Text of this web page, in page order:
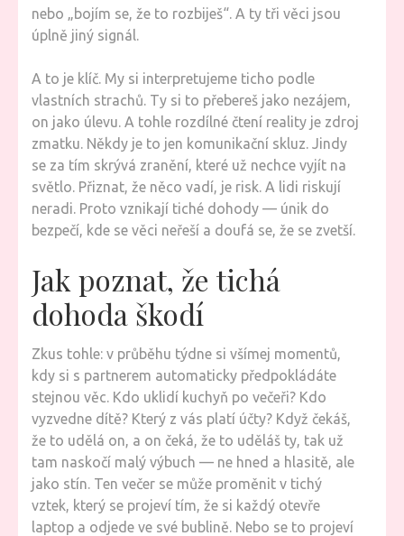
nebo „bojím se, že to rozbiješ“. A ty tři věci jsou
úplně jiný signál.
A to je klíč. My si interpretujeme ticho podle
vlastních strachů. Ty si to přebereš jako nezájem,
on jako úlevu. A tohle rozdílné čtení reality je zdroj
zmatku. Někdy je to jen komunikační skluz. Jindy
se za tím skrývá zranění, které už nechce vyjít na
světlo. Přiznat, že něco vadí, je risk. A lidi riskují
neradi. Proto vznikají tiché dohody — únik do
bezpečí, kde se věci neřeší a doufá se, že se zvetší.
Jak poznat, že tichá
dohoda škodí
Zkus tohle: v průběhu týdne si všímej momentů,
kdy si s partnerem automaticky předpokládáte
stejnou věc. Kdo uklidí kuchyň po večeři? Kdo
vyzvedne dítě? Který z vás platí účty? Když čekáš,
že to udělá on, a on čeká, že to uděláš ty, tak už
tam naskočí malý výbuch — ne hned a hlasitě, ale
jako stín. Ten večer se může proměnit v tichý
vztek, který se projeví tím, že si každý otevře
laptop a odjede ve své bublině. Nebo se to projeví